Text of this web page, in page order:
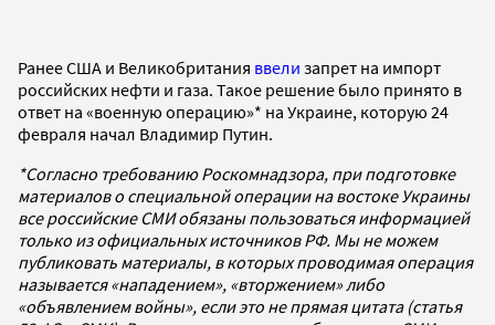
Ранее США и Великобритания ввели запрет на импорт
российских нефти и газа. Такое решение было принято в
ответ на «военную операцию»* на Украине, которую 24
февраля начал Владимир Путин.
*Согласно требованию Роскомнадзора, при подготовке
материалов о специальной операции на востоке Украины
все российские СМИ обязаны пользоваться информацией
только из официальных источников РФ. Мы не можем
публиковать материалы, в которых проводимая операция
называется «нападением», «вторжением» либо
«объявлением войны», если это не прямая цитата (статья